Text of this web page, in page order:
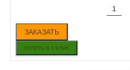
ЗАКАЗАТЬ